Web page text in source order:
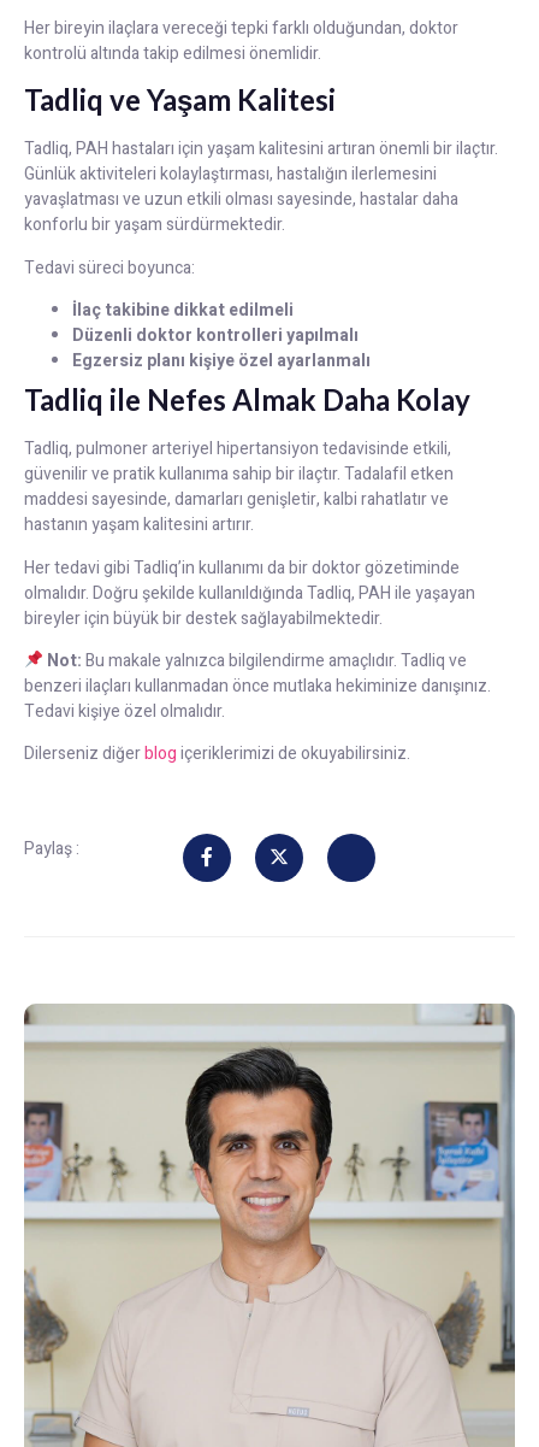
Her bireyin ilaçlara vereceği tepki farklı olduğundan, doktor
kontrolü altında takip edilmesi önemlidir.
Tadliq ve Yaşam Kalitesi
Tadliq, PAH hastaları için yaşam kalitesini artıran önemli bir ilaçtır.
Günlük aktiviteleri kolaylaştırması, hastalığın ilerlemesini
yavaşlatması ve uzun etkili olması sayesinde, hastalar daha
konforlu bir yaşam sürdürmektedir.
Tedavi süreci boyunca:
İlaç takibine dikkat edilmeli
Düzenli doktor kontrolleri yapılmalı
Egzersiz planı kişiye özel ayarlanmalı
Tadliq ile Nefes Almak Daha Kolay
Tadliq, pulmoner arteriyel hipertansiyon tedavisinde etkili,
güvenilir ve pratik kullanıma sahip bir ilaçtır. Tadalafil etken
maddesi sayesinde, damarları genişletir, kalbi rahatlatır ve
hastanın yaşam kalitesini artırır.
Her tedavi gibi Tadliq’in kullanımı da bir doktor gözetiminde
olmalıdır. Doğru şekilde kullanıldığında Tadliq, PAH ile yaşayan
bireyler için büyük bir destek sağlayabilmektedir.
Not:Bu makale yalnızca bilgilendirme amaçlıdır. Tadliq ve
benzeri ilaçları kullanmadan önce mutlaka hekiminize danışınız.
Tedavi kişiye özel olmalıdır.
Dilerseniz diğerblogiçeriklerimizi de okuyabilirsiniz.
Paylaş :